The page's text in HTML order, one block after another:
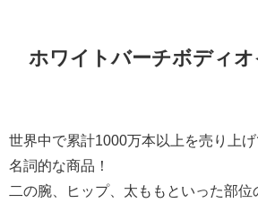
ホワイトバーチボディ
世界中で累計1000万本以上を売り上
名詞的な商品！
二の腕、ヒップ、太ももといった部位